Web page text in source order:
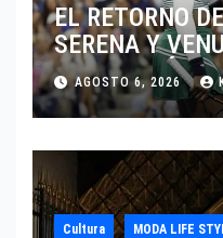
EL RETORNO
SERENA Y
DISPUTARÁN
CINCINNATI
AGOSTO 6, 2026
Cultura MODA LIFE